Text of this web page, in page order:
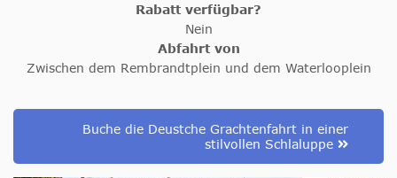
Rabatt verfügbar?
Nein
Abfahrt von
Zwischen dem Rembrandtplein und dem Waterlooplein
Buche die Deustche Grachtenfahrt in einer
stilvollen Schlaluppe